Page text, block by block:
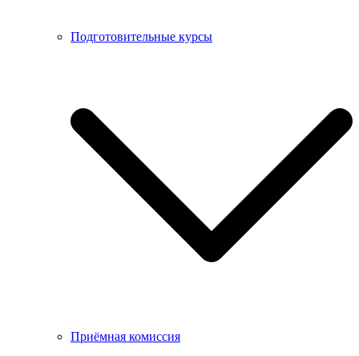
Подготовительные курсы
Приёмная комиссия